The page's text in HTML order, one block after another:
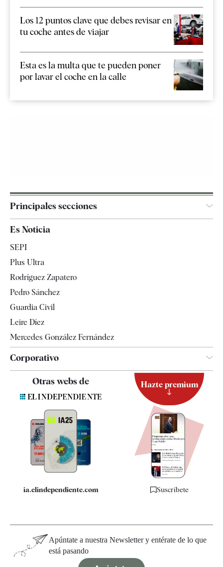
Los 12 puntos clave que debes revisar en
tu coche antes de viajar
Esta es la multa que te pueden poner
por lavar el coche en la calle
Principales secciones
Televisión
Es Noticia
SEPI
Plus Ultra
Rodríguez Zapatero
Pedro Sánchez
Guardia Civil
Leire Díez
Mercedes González Fernández
Corporativo
Quiénes somos
Especificaciones
Otras webs de
ia.elindependiente.com
Hazte premium
Suscríbete
Apúntate a nuestra Newsletter y entérate de lo que
está pasando